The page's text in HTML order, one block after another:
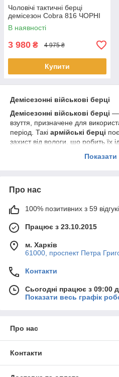
Чоловічі тактичні берці
демісезон Cobra 816 ЧОРНІ
В наявності
3 980 ₴ 4 975 ₴
Купити
Демісезонні військові берці
Демісезонні військові берці —
взуття, призначене для
період. Такі армійські берці
захист від вологи, що робить їх
любителів активного відпочинку.
типах поверхонь. Завдяки
при тривалому використанні.
Переваги
міцність та
гомілкостопу;
вологозахисні матеріали
Показати
Про нас
100% позитивних з 59
Працює з 23.10.2015
м. Харків
61000, проспект Петра
Контакти
Сьогодні працює з 09:00
Показати весь графік
Про нас
Контакти